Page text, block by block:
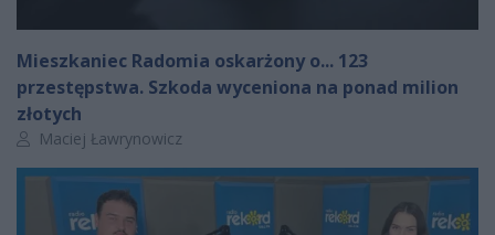
Mieszkaniec Radomia oskarżony o... 123
przestępstwa. Szkoda wyceniona na ponad milion
złotych
Autor artykułu:
Maciej Ławrynowicz